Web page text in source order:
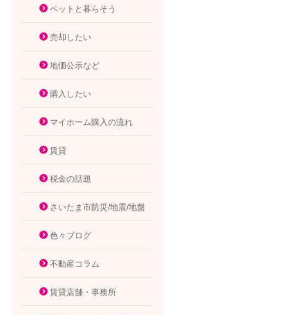
ペットと暮らそう
売却したい
地価公示など
購入したい
マイホーム購入の流れ
賃貸
税金の話題
さいたま市防災/地震/地盤
色々ブログ
不動産コラム
賃貸店舗・事務所